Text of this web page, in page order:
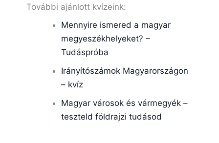
További ajánlott kvízeink:
Mennyire ismered a magyar
megyeszékhelyeket? –
Tudáspróba
Irányítószámok Magyarországon
– kvíz
Magyar városok és vármegyék –
teszteld földrajzi tudásod